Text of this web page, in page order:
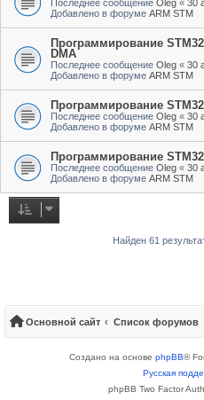
Последнее сообщение Oleg « 30
Добавлено в форуме ARM STM
Программирование
DMA
Последнее сообщение Oleg « 30
Добавлено в форуме ARM STM
Программирование
Последнее сообщение Oleg « 30
Добавлено в форуме ARM STM
Программирование
Последнее сообщение Oleg « 30
Добавлено в форуме ARM STM
Найден 61
Основной сайт Список форумов
Создано на основе phpBB®
Русская
phpBB Two Factor